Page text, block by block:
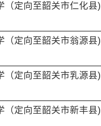
（定向至韶关市仁化县)
（定向至韶关市翁源县)
（定向至韶关市乳源县)
（定向至韶关市新丰县)